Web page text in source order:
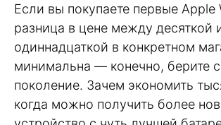
Если вы покупаете первые Apple
разница в цене между десяткой
одиннадцаткой в конкретном
минимальна — конечно, берите
поколение. Зачем экономить
когда можно получить более